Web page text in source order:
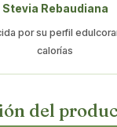
Stevia Rebaudiana
por su perfil
calorías
del